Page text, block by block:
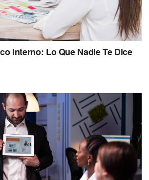
Interno: Lo Que Nadie Te Dice